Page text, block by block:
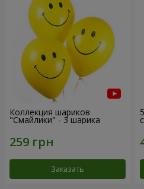
Коллекция шариков
"Смайлики" - 3 шарика
Заказать